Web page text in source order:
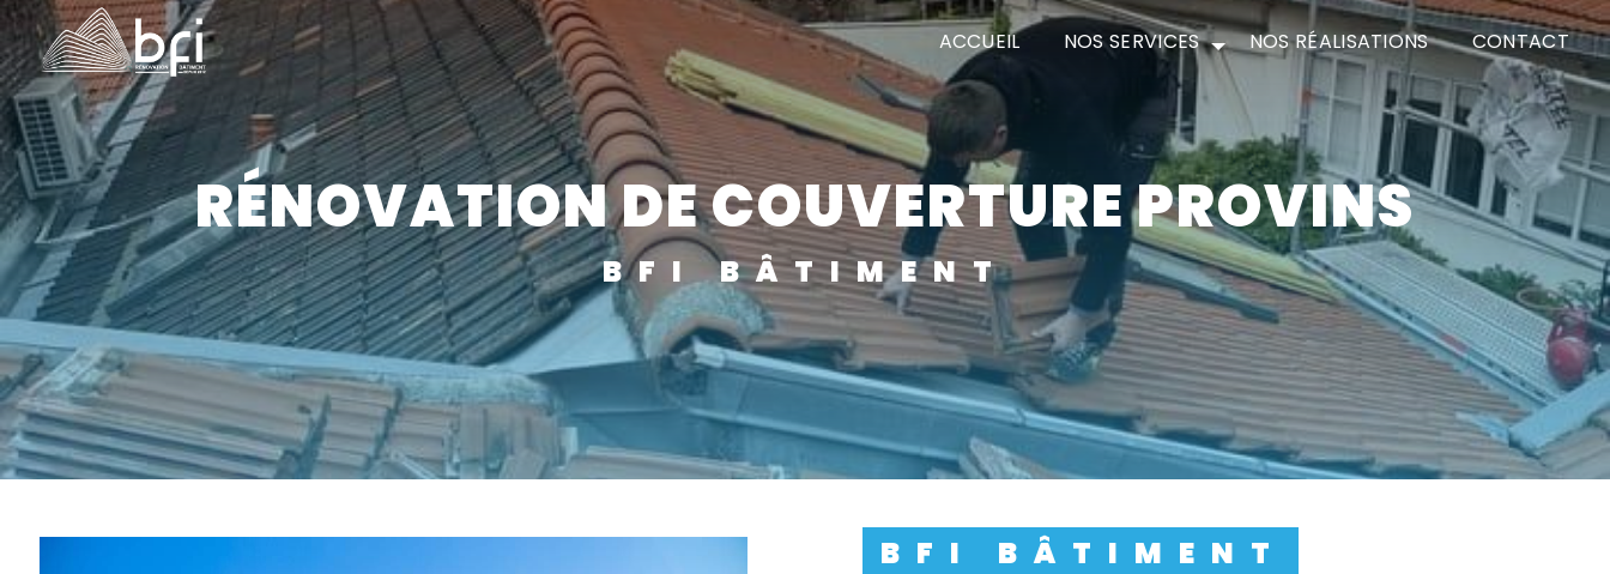
ACCUEIL NOS SERVICES NOS RÉALISATIONS CONTACT
RÉNOVATION DE COUVERTURE PROVINS
BFI BÂTIMENT
BFI BÂTIMENT
Panneau de gestion des cookies